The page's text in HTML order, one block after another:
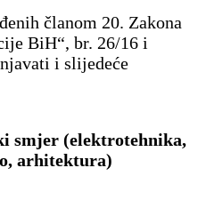
članom 20. Zakona
BiH“, br. 26/16 i
i slijedeće
smjer (elektrotehnika,
arhitektura)